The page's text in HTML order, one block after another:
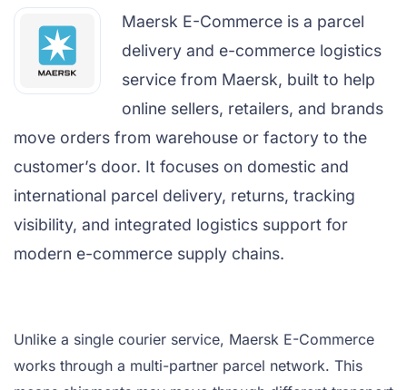
Maersk E-Commerce is a parcel
delivery and e-commerce logistics
service from Maersk, built to help
online sellers, retailers, and brands
move orders from warehouse or factory to the
customer’s door. It focuses on domestic and
international parcel delivery, returns, tracking
visibility, and integrated logistics support for
modern e-commerce supply chains.
Unlike a single courier service, Maersk E-Commerce
works through a multi-partner parcel network. This